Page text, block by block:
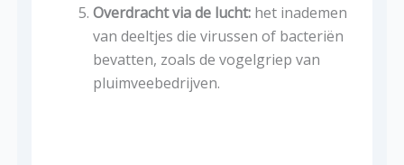
Overdracht via de lucht: het inademen
van deeltjes die virussen of bacteriën
bevatten, zoals de vogelgriep van
pluimveebedrijven.